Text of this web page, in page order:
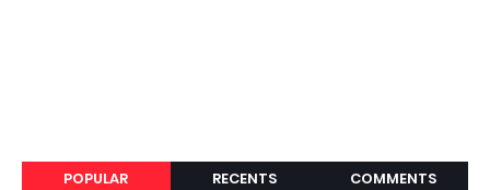
POPULAR RECENTS COMMENTS